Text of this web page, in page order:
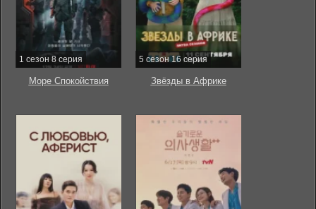
1 сезон 8 серия
Море Спокойствия
5 сезон 16 серия
Звёзды в Африке